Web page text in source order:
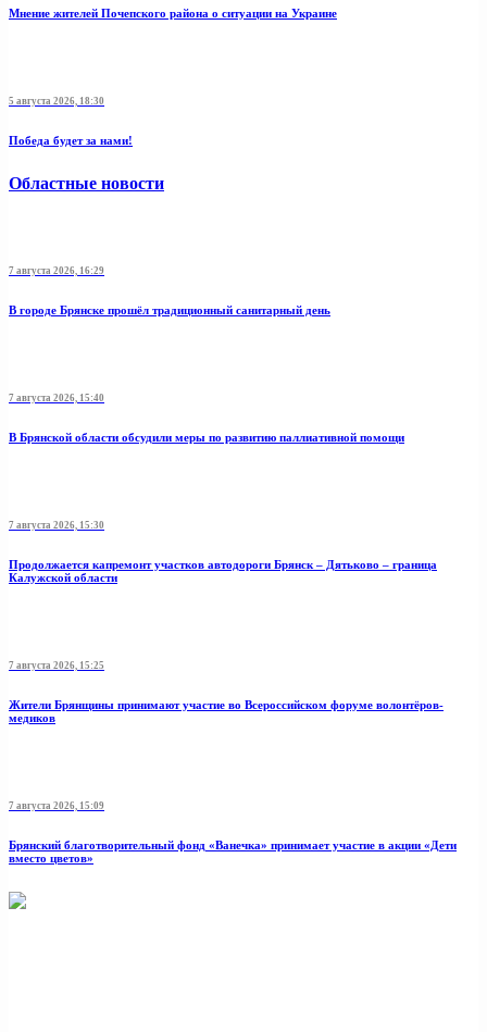
Мнение жителей Почепского района о ситуации на Украине
5 августа 2026, 18:30
Победа будет за нами!
Областные новости
7 августа 2026, 16:29
В городе Брянске прошёл традиционный санитарный день
7 августа 2026, 15:40
В Брянской области обсудили меры по развитию паллиативной помощи
7 августа 2026, 15:30
Продолжается капремонт участков автодороги Брянск – Дятьково – граница
Калужской области
7 августа 2026, 15:25
Жители Брянщины принимают участие во Всероссийском форуме волонтёров-
медиков
7 августа 2026, 15:09
Брянский благотворительный фонд «Ванечка» принимает участие в акции «Дети
вместо цветов»